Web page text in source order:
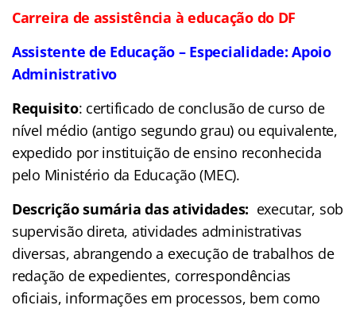
Carreira de assistência à educação do DF
Assistente de Educação – Especialidade: Apoio
Administrativo
Requisito: certificado de conclusão de curso de
nível médio (antigo segundo grau) ou equivalente,
expedido por instituição de ensino reconhecida
pelo Ministério da Educação (MEC).
Descrição sumária das atividades: executar, sob
supervisão direta, atividades administrativas
diversas, abrangendo a execução de trabalhos de
redação de expedientes, correspondências
oficiais, informações em processos, bem como